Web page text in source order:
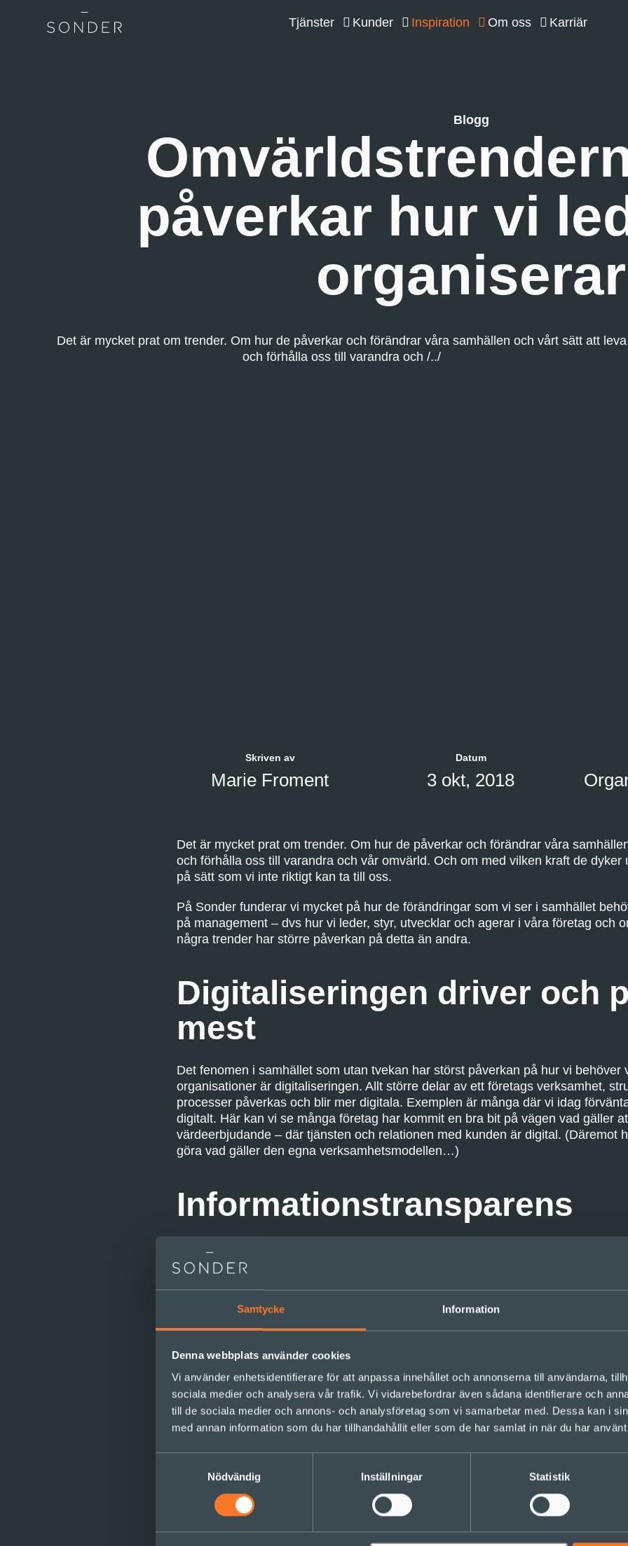
Samtycke Information
Denna webbplats använder cookies
Vi använder enhetsidentifierare för att anpassa innehållet och annonserna till användarna,
sociala medier och analysera vår trafik. Vi vidarebefordrar även sådana identifierare och
till de sociala medier och annons- och analysföretag som vi samarbetar med. Dessa kan i
med annan information som du har tillhandahållit eller som de har samlat in när du har
Nödvändig
Inställningar Statistik
Tjänster Kunder Inspiration Om oss Karriär
Blogg
påverkar hur vi
organiserar
Det är mycket prat om trender. Om hur de påverkar och förändrar våra samhällen och vårt sätt att leva
och förhålla oss till varandra och /../
Skriven av
Marie Froment
Datum
3 okt, 2018
Det är mycket prat om trender. Om hur de påverkar och förändrar våra
och förhålla oss till varandra och vår omvärld. Och om med vilken kraft de dyker
på sätt som vi inte riktigt kan ta till oss.
På Sonder funderar vi mycket på hur de förändringar som vi ser i samhället
på management – dvs hur vi leder, styr, utvecklar och agerar i våra företag och
några trender har större påverkan på detta än andra.
Digitaliseringen driver och
mest
Det fenomen i samhället som utan tvekan har störst påverkan på hur vi behöver
organisationer är digitaliseringen. Allt större delar av ett företags verksamhet,
processer påverkas och blir mer digitala. Exemplen är många där vi idag
digitalt. Här kan vi se många företag har kommit en bra bit på vägen vad gäller
värdeerbjudande – där tjänsten och relationen med kunden är digital. (Däremot
göra vad gäller den egna verksamhetsmodellen…)
Informationstransparens
relationen och balansen mellan företag och kund, mellan myndighet och
arbetsgivare och anställd. Det informationsövertag som den förre tidigare hade
ställer krav på både bemötande och värdeskapande.
En svårstoppad globalisering
Den digitala utvecklingen har drivit på globaliseringen, och världen har plötsligt
närmare. Allt fler behöver förhålla sig till en ny kontext, med både nya
global marknad blir tillgänglig. Och även om vi ser en politisk anti-globalisering
De kollektiva
En annan ”populär” trend som vi ser stärks av digitaliseringen, och som ställer